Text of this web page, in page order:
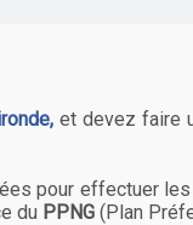
et devez faire
pour effectuer
du PPNG (Plan